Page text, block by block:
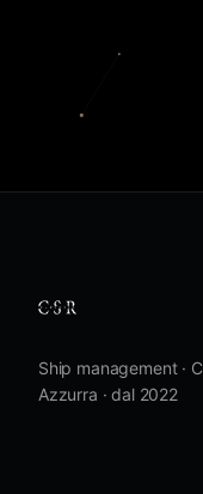
Ship management ·
Azzurra · dal 2022